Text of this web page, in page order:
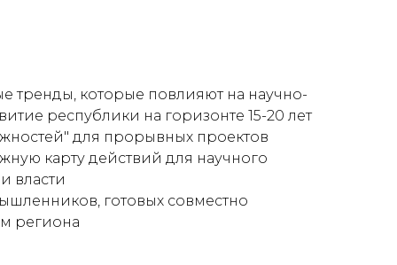
тренды, которые повлияют на научно-
республики на горизонте 15-20 лет
для прорывных проектов
карту действий для научного
власти
готовых совместно
региона